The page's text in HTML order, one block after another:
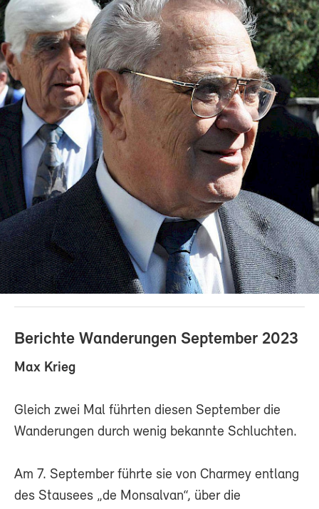
Berichte Wanderungen September 2023
Max Krieg
Gleich zwei Mal führten diesen September die
Wanderungen durch wenig bekannte Schluchten.
Am 7. September führte sie von Charmey entlang
des Stausees „de Monsalvan“, über die